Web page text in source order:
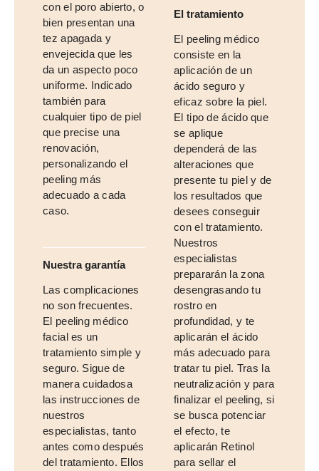
con el poro abierto, o
bien presentan una
tez apagada y
envejecida que les
da un aspecto poco
uniforme. Indicado
también para
cualquier tipo de piel
que precise una
renovación,
personalizando el
peeling más
adecuado a cada
caso.
Nuestra garantía
Las complicaciones
no son frecuentes.
El peeling médico
facial es un
tratamiento simple y
seguro. Sigue de
manera cuidadosa
las instrucciones de
nuestros
especialistas, tanto
antes como después
del tratamiento. Ellos
El tratamiento
El peeling médico
consiste en la
aplicación de un
ácido seguro y
eficaz sobre la piel.
El tipo de ácido que
se aplique
dependerá de las
alteraciones que
presente tu piel y de
los resultados que
desees conseguir
con el tratamiento.
Nuestros
especialistas
prepararán la zona
desengrasando tu
rostro en
profundidad, y te
aplicarán el ácido
más adecuado para
tratar tu piel. Tras la
neutralización y para
finalizar el peeling, si
se busca potenciar
el efecto, te
aplicarán Retinol
para sellar el